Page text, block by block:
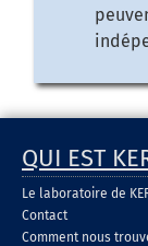
QUI EST
Le laboratoire de
Contact
Comment nous